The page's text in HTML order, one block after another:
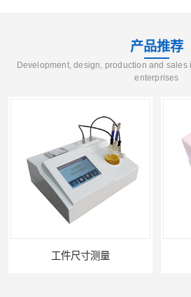
产品推荐
Development, design, production and sales
enterprises
工件尺寸测量